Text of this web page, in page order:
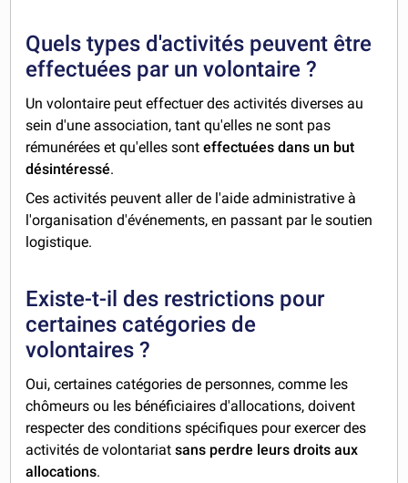
Quels types d'activités peuvent être
effectuées par un volontaire ?
Un volontaire peut effectuer des activités diverses au
sein d'une association, tant qu'elles ne sont pas
rémunérées et qu'elles sonteffectuées dans un but
désintéressé.
Ces activités peuvent aller de l'aide administrative à
l'organisation d'événements, en passant par le soutien
logistique.
Existe-t-il des restrictions pour
certaines catégories de
volontaires ?
Oui, certaines catégories de personnes, comme les
chômeurs ou les bénéficiaires d'allocations, doivent
respecter des conditions spécifiques pour exercer des
activités de volontariatsans perdre leurs droits aux
allocations.